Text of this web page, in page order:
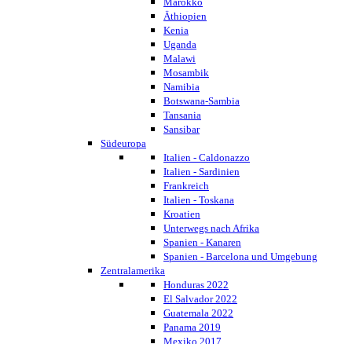
Äthiopien
Kenia
Uganda
Malawi
Mosambik
Namibia
Botswana-Sambia
Tansania
Sansibar
Südeuropa
Italien - Caldonazzo
Italien - Sardinien
Frankreich
Italien - Toskana
Kroatien
Unterwegs nach Afrika
Spanien - Kanaren
Spanien - Barcelona und Umgebung
Zentralamerika
Honduras 2022
El Salvador 2022
Guatemala 2022
Panama 2019
Mexiko 2017